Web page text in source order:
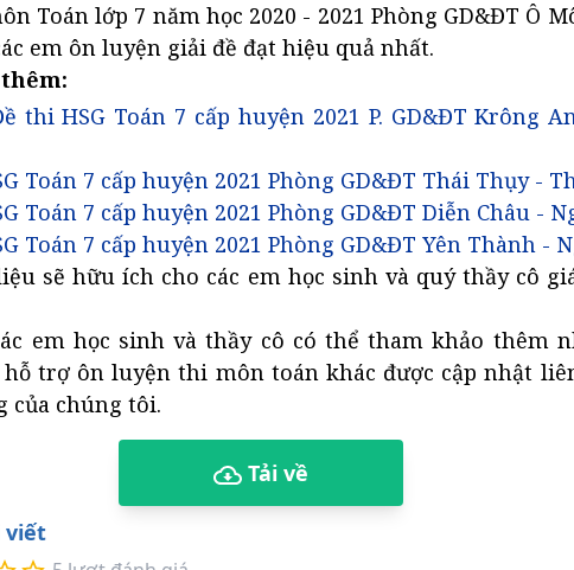
Toán lớp 7 năm học 2020 - 2021 Phòng GD&ĐT Ô
em ôn luyện giải đề đạt hiệu quả nhất.
thi HSG Toán 7 cấp huyện 2021 P. GD&ĐT Krông
Toán 7 cấp huyện 2021 Phòng GD&ĐT Thái Thụy -
Toán 7 cấp huyện 2021 Phòng GD&ĐT Diễn Châu -
Toán 7 cấp huyện 2021 Phòng GD&ĐT Yên Thành -
sẽ hữu ích cho các em học sinh và quý thầy cô
em học sinh và thầy cô có thể tham khảo thêm
trợ ôn luyện thi môn toán khác được cập nhật
của chúng tôi.
Tải về
viết